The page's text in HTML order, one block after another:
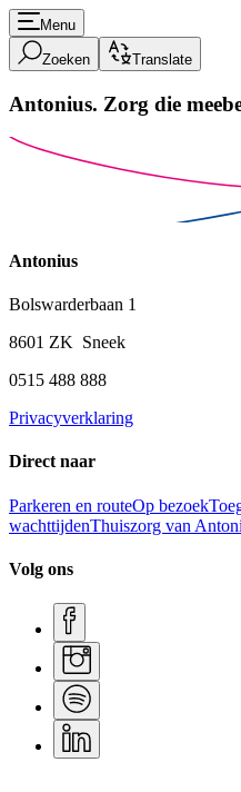
Menu
Zoeken Translate
Antonius. Zorg die
Antonius
Bolswarderbaan 1
8601 ZK Sneek
0515 488 888
Privacyverklaring
Direct naar
Parkeren en routeOp bezoek
wachttijdenThuiszorg van
Volg ons